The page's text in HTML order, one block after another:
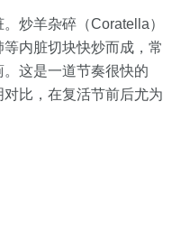
炒羊杂碎（Coratella）
内脏切块快炒而成，常
这是一道节奏很快的
比，在复活节前后尤为